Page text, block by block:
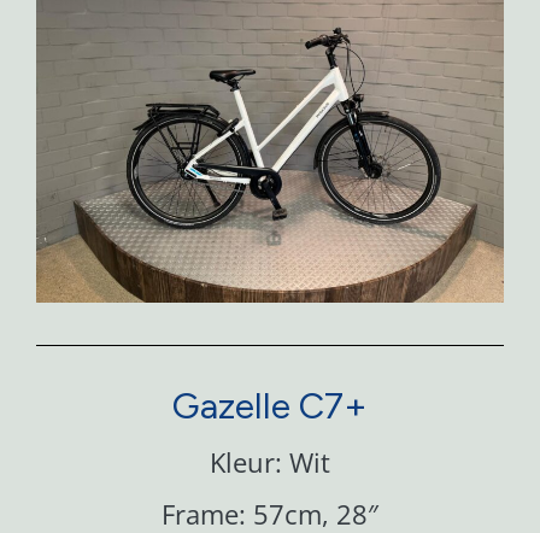
Gazelle C7+
Kleur: Wit
Frame: 57cm, 28″